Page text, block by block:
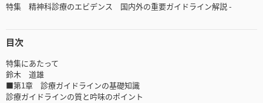
特集 精神科診療のエビデンス 国内外の重要ガイドライン解説 -
目次
特集にあたって
鈴木 道雄
■第1章 診療ガイドラインの基礎知識
診療ガイドラインの質と吟味のポイント